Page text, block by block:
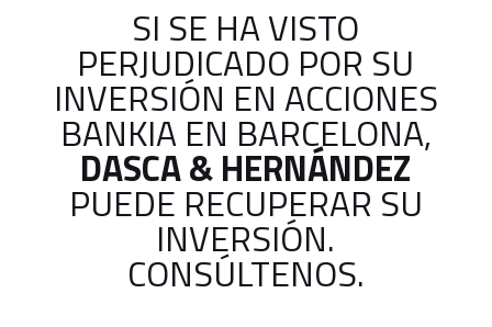
SI SE HA VISTO
PERJUDICADO POR SU
INVERSIÓN EN ACCIONES
BANKIA EN BARCELONA,
DASCA & HERNÁNDEZ
PUEDE RECUPERAR SU
INVERSIÓN.
CONSÚLTENOS.